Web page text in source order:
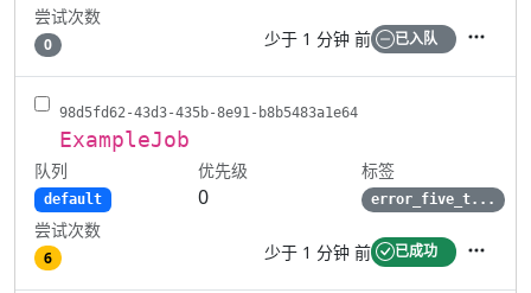
尝试次数
0 少于 1 分钟 前 已入队
98d5fd62-43d3-435b-8e91-b8b5483a1e64
ExampleJob
队列
default
优先级
0
标签
error_five_t...
尝试次数
6 少于 1 分钟 前 已成功